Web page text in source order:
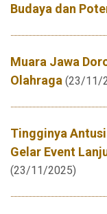
Budaya dan
Muara Jawa
Olahraga (23/11/
Tingginya
Gelar Event
(23/11/2025)